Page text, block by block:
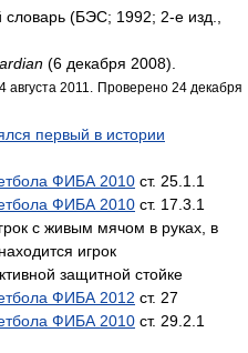
(БЭС; 1992; 2-е изд.,
(6 декабря 2008).
2011.
Проверено 24 декабря
первый в истории
ФИБА 2010 ст. 25.1.1
ФИБА 2010 ст. 17.3.1
с живым мячом в руках, в
игрок
защитной стойке
ФИБА 2012 ст. 27
ФИБА 2010 ст. 29.2.1